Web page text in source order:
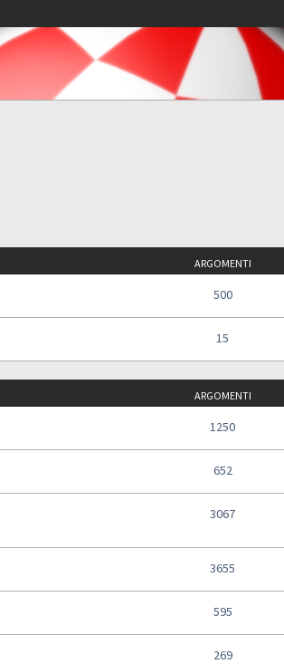
ARGOMENTI
500
15
ARGOMENTI
1250
652
3067
3655
595
269